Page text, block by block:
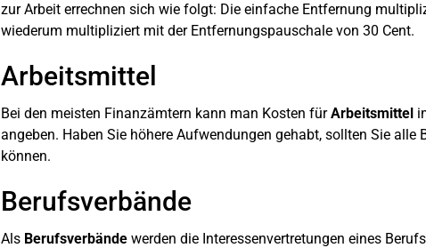
zur Arbeit errechnen sich wie folgt: Die einfache Entfernung
wiederum multipliziert mit der Entfernungspauschale von 30 Cent.
Arbeitsmittel
Bei den meisten Finanzämtern kann man Kosten fürArbeitsmittel
angeben. Haben Sie höhere Aufwendungen gehabt, sollten Sie
können.
Berufsverbände
Als Berufsverbändewerden die Interessenvertretungen eines